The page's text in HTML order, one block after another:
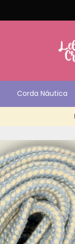
Corda Náutica